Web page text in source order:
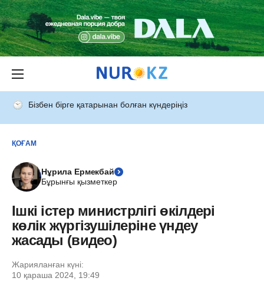
Бізбен бірге қатарынан болған күндеріңіз
ҚОҒАМ
Нұрила Ермекбай
Бұрынғы қызметкер
Ішкі істер министрлігі өкілдері
көлік жүргізушілеріне үндеу
жасады (видео)
Жарияланған күні:
10 қараша 2024, 19:49